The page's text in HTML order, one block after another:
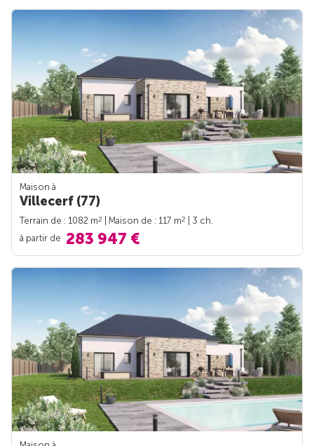
Maison à
Villecerf (77)
Terrain de : 1082 m2 | Maison de : 117 m2
| 3 ch.
à partir de 283 947 €